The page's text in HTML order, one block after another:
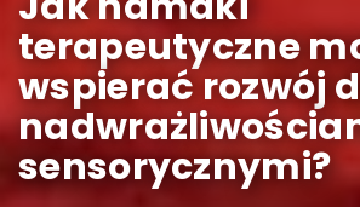
terapeutyczne
wspierać rozwój
sensorycznymi?